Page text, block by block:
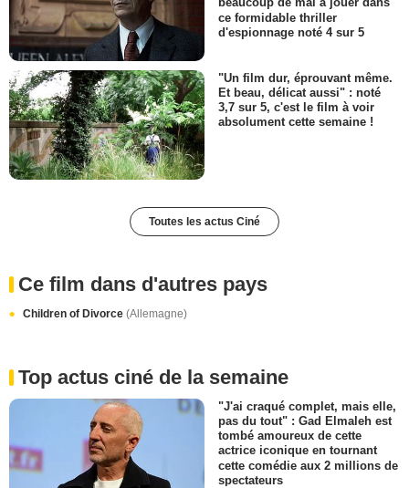
beaucoup de mal à jouer dans
ce formidable thriller
d'espionnage noté 4 sur 5
"Un film dur, éprouvant même.
Et beau, délicat aussi" : noté
3,7 sur 5, c'est le film à voir
absolument cette semaine !
Toutes les actus Ciné
Ce film dans d'autres pays
Children of Divorce (Allemagne)
Top actus ciné de la semaine
"J'ai craqué complet, mais elle,
pas du tout" : Gad Elmaleh est
tombé amoureux de cette
actrice iconique en tournant
cette comédie aux 2 millions de
spectateurs